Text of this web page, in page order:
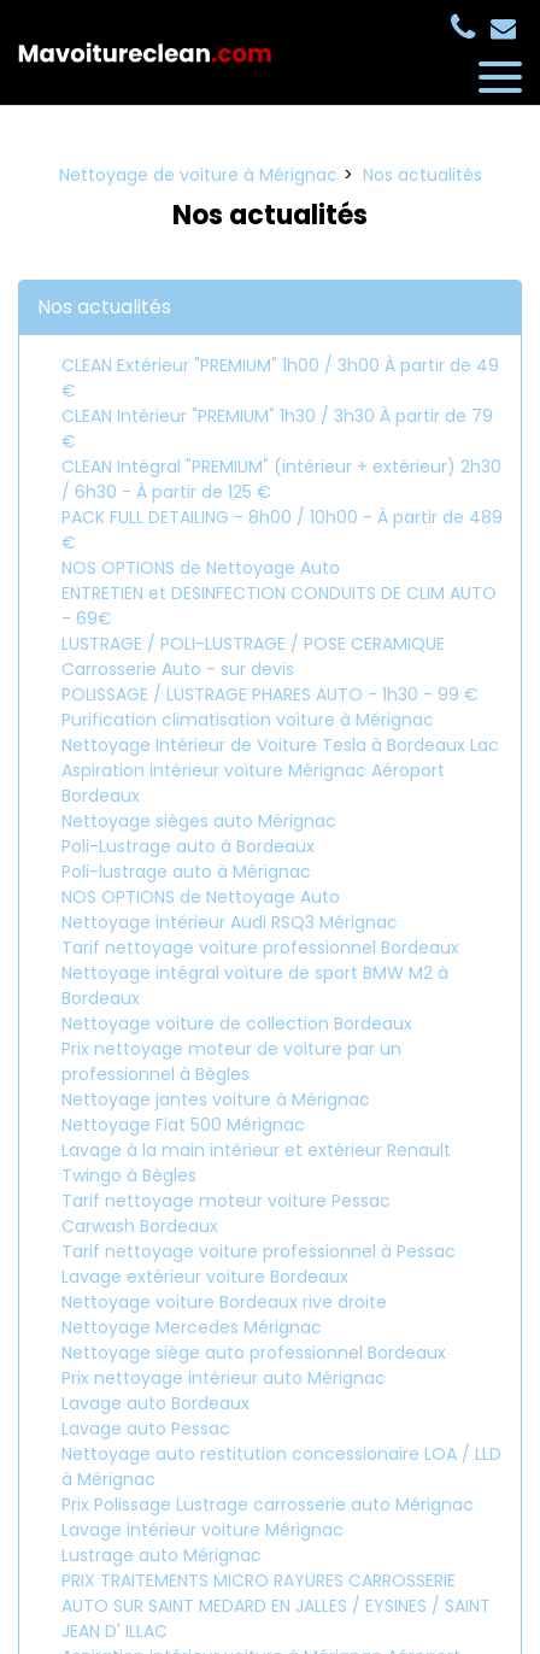
Nettoyage de voiture à Mérignac Nos actualités
Nos actualités
Nos actualités
CLEAN Extérieur "PREMIUM" 1h00 / 3h00 À partir de 49
€
CLEAN Intérieur "PREMIUM" 1h30 / 3h30 À partir de 79
€
CLEAN Intégral "PREMIUM" (intérieur + extérieur) 2h30
/ 6h30 - À partir de 125 €
PACK FULL DETAILING - 8h00 / 10h00 - À partir de 489
€
NOS OPTIONS de Nettoyage Auto
ENTRETIEN et DESINFECTION CONDUITS DE CLIM AUTO
- 69€
LUSTRAGE / POLI-LUSTRAGE / POSE CERAMIQUE
Carrosserie Auto - sur devis
POLISSAGE / LUSTRAGE PHARES AUTO - 1h30 - 99 €
Purification climatisation voiture à Mérignac
Nettoyage Intérieur de Voiture Tesla à Bordeaux Lac
Aspiration intérieur voiture Mérignac Aéroport
Bordeaux
Nettoyage sièges auto Mérignac
Poli-Lustrage auto à Bordeaux
Poli-lustrage auto à Mérignac
NOS OPTIONS de Nettoyage Auto
Nettoyage intérieur Audi RSQ3 Mérignac
Tarif nettoyage voiture professionnel Bordeaux
Nettoyage intégral voiture de sport BMW M2 à
Bordeaux
Nettoyage voiture de collection Bordeaux
Prix nettoyage moteur de voiture par un
professionnel à Bègles
Nettoyage jantes voiture à Mérignac
Nettoyage Fiat 500 Mérignac
Lavage à la main intérieur et extérieur Renault
Twingo à Bègles
Tarif nettoyage moteur voiture Pessac
Carwash Bordeaux
Tarif nettoyage voiture professionnel à Pessac
Lavage extérieur voiture Bordeaux
Nettoyage voiture Bordeaux rive droite
Nettoyage Mercedes Mérignac
Nettoyage siège auto professionnel Bordeaux
Prix nettoyage intérieur auto Mérignac
Lavage auto Bordeaux
Lavage auto Pessac
Nettoyage auto restitution concessionaire LOA / LLD
à Mérignac
Prix Polissage Lustrage carrosserie auto Mérignac
Lavage intérieur voiture Mérignac
Lustrage auto Mérignac
PRIX TRAITEMENTS MICRO RAYURES CARROSSERIE
AUTO SUR SAINT MEDARD EN JALLES / EYSINES / SAINT
JEAN D' ILLAC